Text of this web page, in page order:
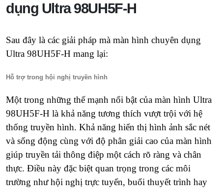
dụng Ultra 98UH5F-H
Sau đây là các giải pháp mà màn hình chuyên dụng
Ultra 98UH5F-H mang lại:
Hỗ trợ trong hội nghị truyền hình
Một trong những thế mạnh nổi bật của màn hình Ultra
98UH5F-H là khả năng tương thích vượt trội với hệ
thống truyền hình. Khả năng hiển thị hình ảnh sắc nét
và sống động cùng với độ phân giải cao của màn hình
giúp truyền tải thông điệp một cách rõ ràng và chân
thực. Điều này đặc biệt quan trọng trong các môi
trường như hội nghị trực tuyến, buổi thuyết trình hay